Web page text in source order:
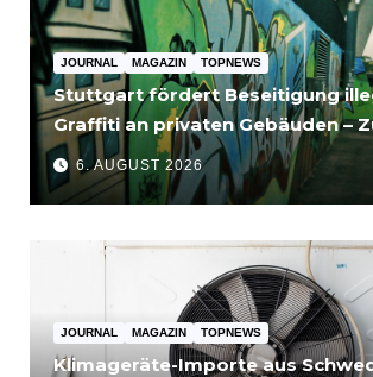
JOURNAL MAGAZIN TOPNEWS
Stuttgart fördert Beseitigung
Graffiti an privaten Gebäuden –
bis 3.500 Euro
6. AUGUST 2026
JOURNAL MAGAZIN TOPNEWS
Klimageräte-Importe aus